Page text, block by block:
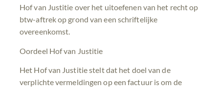
Hof van Justitie over het uitoefenen van het recht op
btw-aftrek op grond van een schriftelijke
overeenkomst.
Oordeel Hof van Justitie
Het Hof van Justitie stelt dat het doel van de
verplichte vermeldingen op een factuur is om de